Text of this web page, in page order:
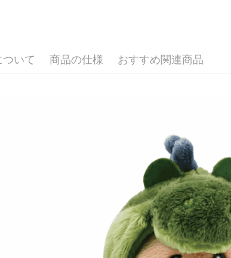
いて 商品の仕様 おすすめ関連商品